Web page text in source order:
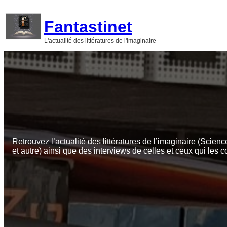
contenu
Fantastinet
L'actualité des littératures de l'imaginaire
Retrouvez l’actualité des littératures de l’imaginaire
et autre) ainsi que des interviews de celles et ceux qui les